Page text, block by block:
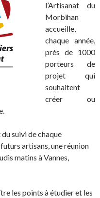
l’Artisanat du
Morbihan
accueille,
chaque année,
près de 1000
porteurs de
projet qui
souhaitent
créer ou
suivi de chaque
artisans, une réunion
matins à Vannes,
les points à étudier et les